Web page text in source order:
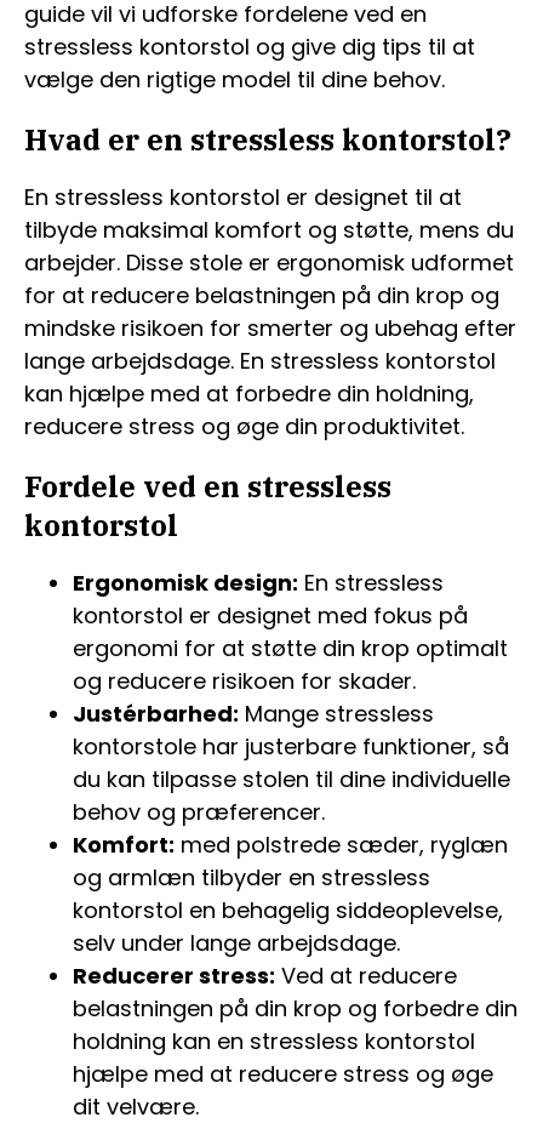
guide vil vi udforske fordelene ved en
stressless kontorstol og give dig tips til at
vælge den rigtige model til dine behov.
Hvad er en stressless kontorstol?
En stressless kontorstol er designet til at
tilbyde maksimal komfort og støtte, mens du
arbejder. Disse stole er ergonomisk udformet
for at reducere belastningen på din krop og
mindske risikoen for smerter og ubehag efter
lange arbejdsdage. En stressless kontorstol
kan hjælpe med at forbedre din holdning,
reducere stress og øge din produktivitet.
Fordele ved en stressless
kontorstol
Ergonomisk design: En stressless
kontorstol er designet med fokus på
ergonomi for at støtte din krop optimalt
og reducere risikoen for skader.
Justérbarhed: Mange stressless
kontorstole har justerbare funktioner, så
du kan tilpasse stolen til dine individuelle
behov og præferencer.
Komfort: med polstrede sæder, ryglæn
og armlæn tilbyder en stressless
kontorstol en behagelig siddeoplevelse,
selv under lange arbejdsdage.
Reducerer stress: Ved at reducere
belastningen på din krop og forbedre din
holdning kan en stressless kontorstol
hjælpe med at reducere stress og øge
dit velvære.